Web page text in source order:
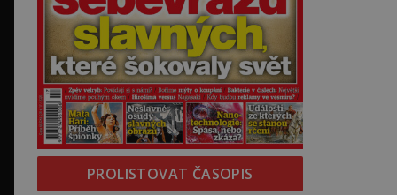
PROLISTOVAT ČASOPIS